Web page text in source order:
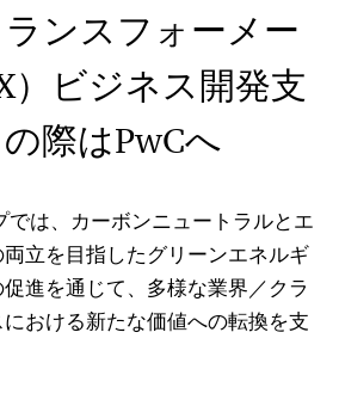
ンスフォーメー
）ビジネス開発支
際はPwCへ
では、カーボンニュートラルとエ
立を目指したグリーンエネルギ
進を通じて、多様な業界／クラ
おける新たな価値への転換を支